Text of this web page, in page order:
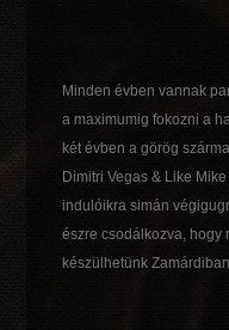
Minden évben vannak
a maximumig fokozni a
két évben a görög
Dimitri Vegas & Like
indulóikra simán
észre csodálkozva, hogy
készülhetünk